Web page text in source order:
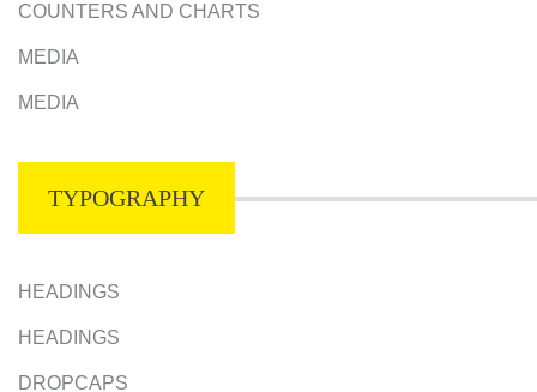
COUNTERS AND CHARTS
MEDIA
MEDIA
TYPOGRAPHY
HEADINGS
HEADINGS
DROPCAPS